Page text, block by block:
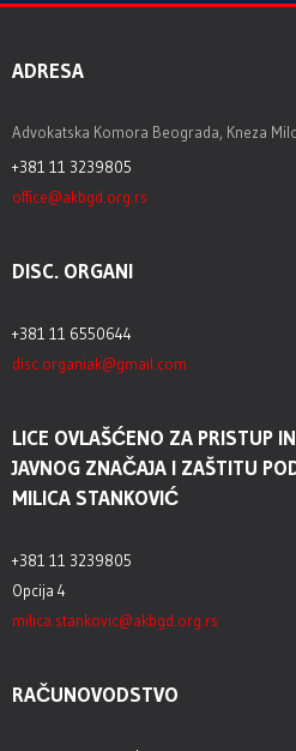
ADRESA
Advokatska Komora Beograda, Kneza
+381 11 3239805
office@akbgd.org.rs
DISC. ORGANI
+381 11 6550644
disc.organiak@gmail.com
LICE OVLAŠĆENO ZA PRISTUP
JAVNOG ZNAČAJA I ZAŠTITU
MILICA STANKOVIĆ
+381 11 3239805
Opcija 4
milica.stankovic@akbgd.org.rs
RAČUNOVODSTVO